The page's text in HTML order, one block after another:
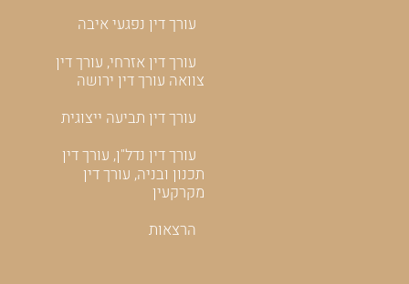
עורך דין נפגעי איבה
עורך דין אזרחי, עורך דין
צוואה עורך דין ירושה
עורך דין תביעה ייצוגית
עורך דין נדל"ן, עורך דין
תכנון ובניה, עורך דין
מקרקעין
הרצאות